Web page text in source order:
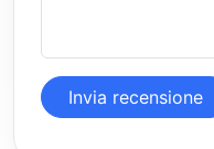
Invia recensione